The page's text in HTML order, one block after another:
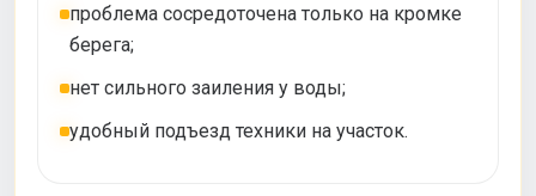
проблема сосредоточена только на кромке
берега;
нет сильного заиления у воды;
удобный подъезд техники на участок.